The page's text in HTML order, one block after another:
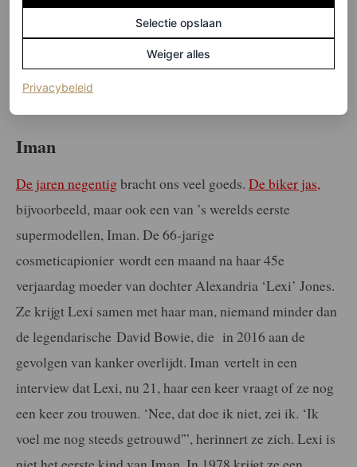
6/11
Iman
De jaren negentigbracht ons veel goeds. De biker jas,
bijvoorbeeld, maar ook een van ’s werelds eerste
supermodellen, Iman. De 66-jarige
cosmeticapionier wordt een maand na haar 45e
verjaardag moeder van dochter Alexandria ‘Lexi’ Jones.
Ze krijgt Lexi samen met haar man, niemand minder dan
de legendarische David Bowie, die in 2016 aan de
gevolgen van kanker overlijdt. Iman vertelt in een
interview dat Lexi, nu 21, haar een keer vraagt of ze nog
een keer zou trouwen. ‘Nee, dat doe ik niet, zei ik. ‘Ik
voel me nog steeds getrouwd'”, herinnert ze zich. Lexi is
Selectie opslaan
Weiger alles
Privacybeleid